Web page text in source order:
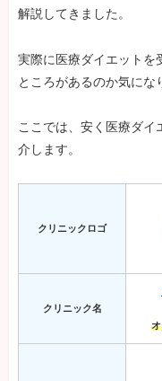
解説してきました。
実際に医療ダイエットを
ところがあるのか気にな
ここでは、安く医療ダ
介します。
クリニックロゴ
クリニック名